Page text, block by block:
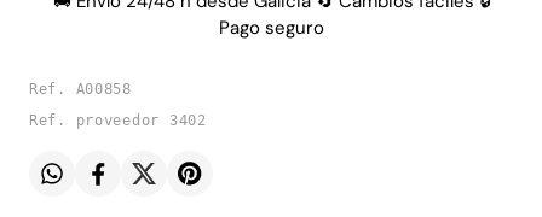
Pago seguro
Ref. A00858
Ref. proveedor 3402